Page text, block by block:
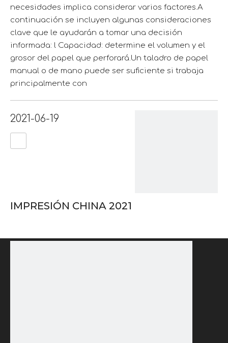
necesidades implica considerar varios factores.A
continuación se incluyen algunas consideraciones
clave que le ayudarán a tomar una decisión
informada: l Capacidad: determine el volumen y el
grosor del papel que perforará.Un taladro de papel
manual o de mano puede ser suficiente si trabaja
principalmente con
2021-06-19
IMPRESIÓN CHINA 2021
Tecnología de Impresión de Beijing (CHINA PRINT